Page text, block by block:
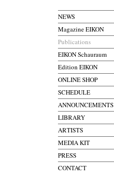
NEWS
Magazine EIKON
Publications
EIKON Schauraum
Edition EIKON
ONLINE SHOP
SCHEDULE
ANNOUNCEMENTS
LIBRARY
ARTISTS
MEDIA KIT
PRESS
CONTACT